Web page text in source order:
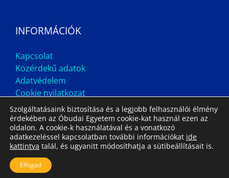
INFORMÁCIÓK
Kapcsolat
Közérdekű adatok
Adatvédelem
Cookie nyilatkozat
Impresszum
Szolgáltatásaink biztosítása és a legjobb felhasználói élmény
érdekében az Óbudai Egyetem cookie-kat használ ezen az
oldalon. A cookie-k használatával és a vonatkozó
adatkezeléssel kapcsolatban további információkat ide
kattintva talál, és ugyanitt módosíthatja a sütibeállításait is.
Elfogad